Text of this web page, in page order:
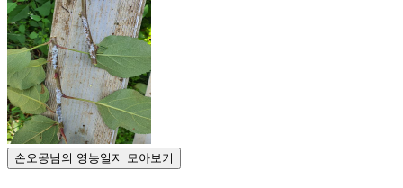
손오공님의 영농일지 모아보기